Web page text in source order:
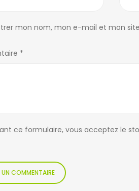
mon nom, mon e-mail et mon
*
ce formulaire, vous acceptez le